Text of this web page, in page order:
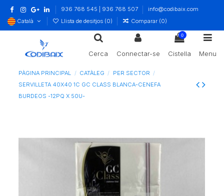
936 768 545 | 936 768 507
info@codibaix.com
Català
Llista de desitjos (0) Comparar (0)
Cerca Connectar-se
0
Cistella Menu
PÀGINA PRINCIPAL CATÀLEG
PER SECTOR
SERVILLETA 40X40 1C GC CLASS BLANCA-CENEFA
BURDEOS -12PQ X 50U-